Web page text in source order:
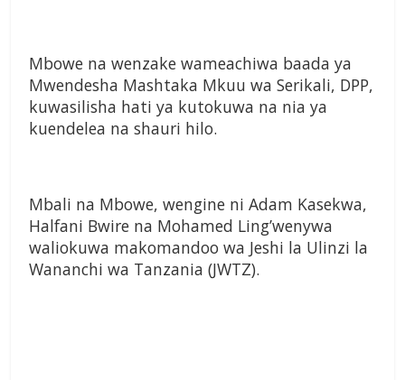
Mbowe na wenzake wameachiwa baada ya
Mwendesha Mashtaka Mkuu wa Serikali, DPP,
kuwasilisha hati ya kutokuwa na nia ya
kuendelea na shauri hilo.
Mbali na Mbowe, wengine ni Adam Kasekwa,
Halfani Bwire na Mohamed Ling’wenywa
waliokuwa makomandoo wa Jeshi la Ulinzi la
Wananchi wa Tanzania (JWTZ).